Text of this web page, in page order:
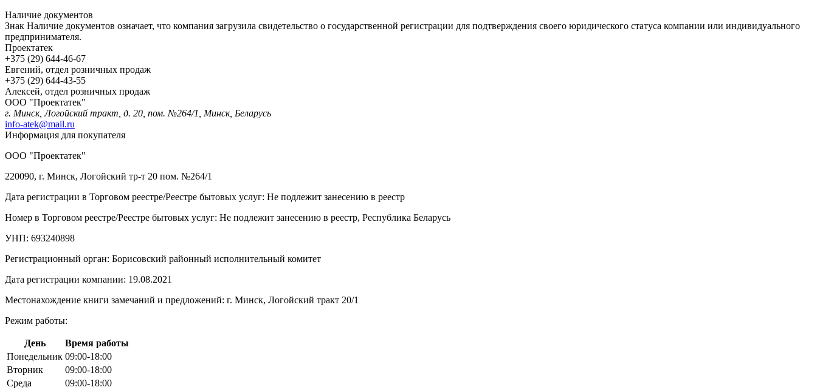
Наличие документов
Знак Наличие документов означает, что компания загрузила свидетельство о государственной регистрации для подтверждения своего юридического статуса компании или индивидуального
предпринимателя.
Проектатек
+375 (29) 644-46-67
Евгений, отдел розничных продаж
+375 (29) 644-43-55
Алексей, отдел розничных продаж
ООО "Проектатек"
г. Минск, Логойский тракт, д. 20, пом. №264/1, Минск, Беларусь
info-atek@mail.ru
Информация для покупателя
ООО "Проектатек"
220090, г. Минск, Логойский тр-т 20 пом. №264/1
Дата регистрации в Торговом реестре/Реестре бытовых услуг: Не подлежит занесению в реестр
Номер в Торговом реестре/Реестре бытовых услуг: Не подлежит занесению в реестр, Республика Беларусь
УНП: 693240898
Регистрационный орган: Борисовский районный исполнительный комитет
Дата регистрации компании: 19.08.2021
Местонахождение книги замечаний и предложений: г. Минск, Логойский тракт 20/1
Режим работы:
День
Время работы
Понедельник 09:00-18:00
Вторник
09:00-18:00
Среда
09:00-18:00